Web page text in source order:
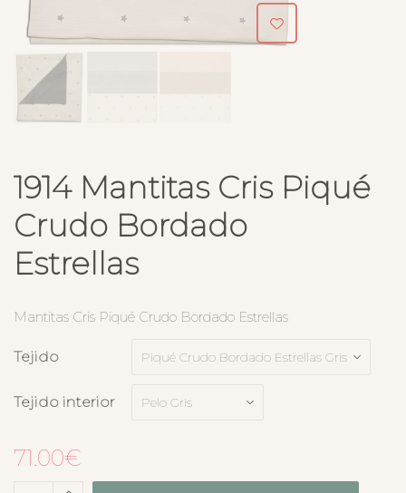
1914 Mantitas Cris Piqué
Crudo Bordado
Estrellas
Mantitas Cris Piqué Crudo Bordado Estrellas
Tejido
Tejido interior
71.00€